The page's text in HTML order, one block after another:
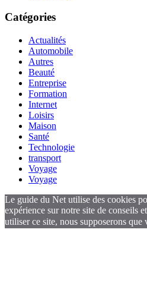
Catégories
Actualités
Automobile
Autres
Beauté
Entreprise
Formation
Internet
Loisirs
Maison
Santé
Technologie
transport
Voyage
Voyage
Le guide du Net utilise des cookies
expérience sur notre site de conseils
utiliser ce site, nous supposerons que